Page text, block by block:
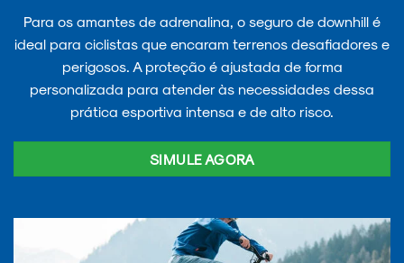
Para os amantes de adrenalina, o seguro de downhill é
ideal para ciclistas que encaram terrenos desafiadores e
perigosos. A proteção é ajustada de forma
personalizada para atender às necessidades dessa
prática esportiva intensa e de alto risco.
SIMULE AGORA